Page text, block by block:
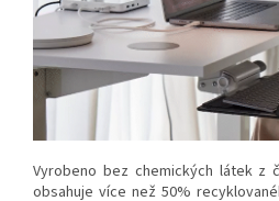
Vyrobeno bez chemických látek z
obsahuje více než 50%